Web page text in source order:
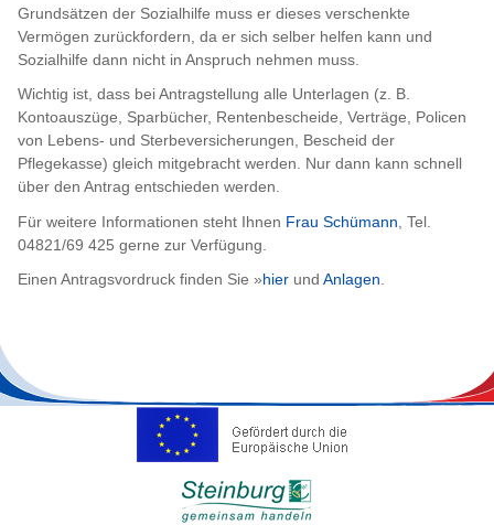
Grundsätzen der Sozialhilfe muss er dieses verschenkte
Vermögen zurückfordern, da er sich selber helfen kann und
Sozialhilfe dann nicht in Anspruch nehmen muss.
Wichtig ist, dass bei Antragstellung alle Unterlagen (z. B.
Kontoauszüge, Sparbücher, Rentenbescheide, Verträge, Policen
von Lebens- und Sterbeversicherungen, Bescheid der
Pflegekasse) gleich mitgebracht werden. Nur dann kann schnell
über den Antrag entschieden werden.
Für weitere Informationen steht Ihnen Frau Schümann , Tel.
04821/69 425 gerne zur Verfügung.
Einen Antragsvordruck finden Sie »hier und Anlagen.